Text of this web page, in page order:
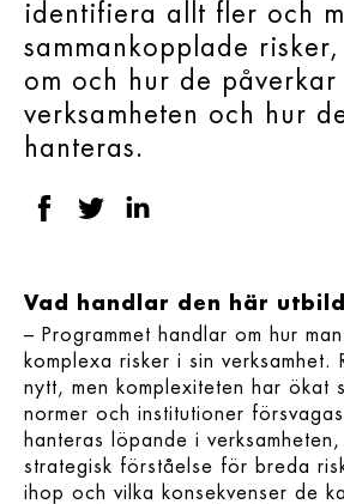
identifiera allt fler och
sammankopplade
om och hur de påverkar
verksamheten och hur
hanteras.
Vad handlar den här
– Programmet handlar om hur
komplexa risker i sin verksamhet.
nytt, men komplexiteten har ökat
normer och institutioner
hanteras löpande i
strategisk förståelse för breda
ihop och vilka konsekvenser de